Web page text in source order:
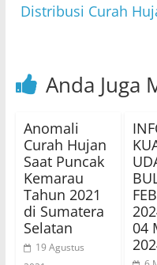
p o
Distribusi Curah
Anda Juga
Anomali
Curah Hujan
Saat Puncak
Kemarau
Tahun 2021
di Sumatera
Selatan
19 Agustus
04